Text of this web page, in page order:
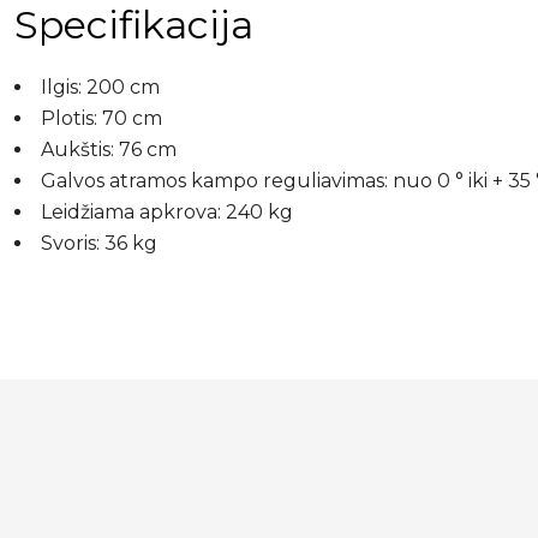
Specifikacija
Ilgis: 200 cm
Plotis: 70 cm
Aukštis: 76 cm
Galvos atramos kampo reguliavimas: nuo 0 ° iki + 35
Leidžiama apkrova: 240 kg
Svoris: 36 kg